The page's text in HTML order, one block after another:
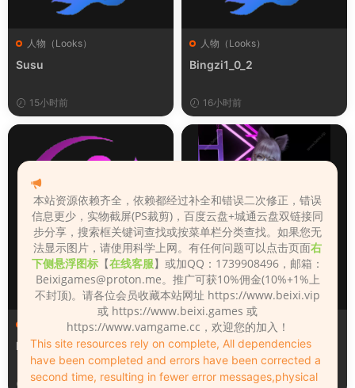
人物（Looks）
Susu
15小时前
人物（Looks）
Bingzi1_0_2
16小时前
人物（Looks）
Monica_2_2_2
17小时前
人物（Looks）
Lizhen2025
1天前
本站资源依赖齐全，依赖都经过补全和错误二次修正，错误
信息更少，实物截屏(PS裁剪)，百度云盘+城通云盘双链接同
步分享，搜索框关键词查找或按菜单栏分类查找。如果您无
法显示图片，请使用科学上网。有任何问题可以点击页面右
下侧悬浮图标 【在线客服】或加QQ：1739908496，邮箱：
Beixigames@proton.me。推广可获10%佣金(10%+1%上
不封顶)。请各位会员收藏本站网址 https://www.beixi.vip
或 https://www.beixi.games 或
https://www.vamgame.cc，欢迎您的加入！
This site resources rely on complete, All dependencies
have been completed and errors have been corrected a
second time, resulting in fewer error messages,physical